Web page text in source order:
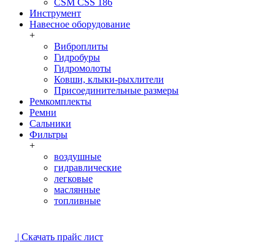
CSM CSS 186
Инструмент
Навесное оборудование
+
Виброплиты
Гидробуры
Гидромолоты
Ковши, клыки-рыхлители
Присоединительные размеры
Ремкомплекты
Ремни
Сальники
Фильтры
+
воздушные
гидравлические
легковые
маслянные
топливные
| Скачать прайс лист